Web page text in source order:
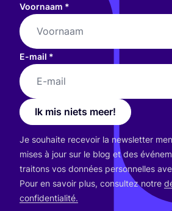
Voornaam *
E-mail *
Ik mis niets meer!
Je sou­haite rece­voir la news­let­ter
mises à jour sur le blog et des
trai­tons vos don­nées per­son­nelles
Pour en savoir plus, consul­tez notre
confidentialité.